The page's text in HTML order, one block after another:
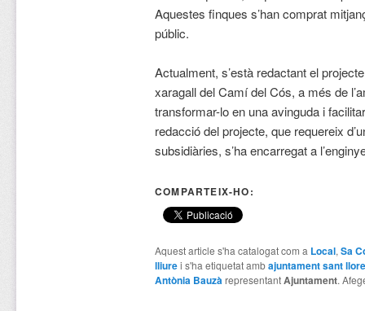
Aquestes finques s’han comprat
públic.
Actualment, s’està redactant el
xaragall del Camí del Cós, a més de
transformar-lo en una avinguda i
redacció del projecte, que requereix
subsidiàries, s’ha encarregat a
COMPARTEIX-HO:
Aquest article s'ha catalogat com a Local, Sa
lliurei s'ha etiquetat ambajuntament sant
Antònia BauzàrepresentantAjuntament.